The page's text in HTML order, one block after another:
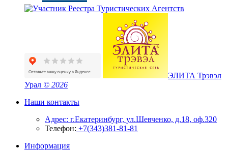
ЭЛИТА Трэвэл
Урал © 2026
Наши контакты
Адрес: г.Екатеринбург, ул.Шевченко, д.18, оф.320
Телефон: +7(343)381-81-81
Информация